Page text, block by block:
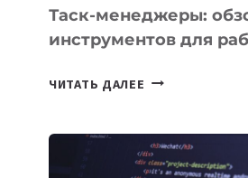
Таск-менеджеры:
инструментов для
ЧИТАТЬ ДАЛЕЕ ТАСК-
ПОЛЕЗНЫХ
ИНСТРУМЕНТОВ